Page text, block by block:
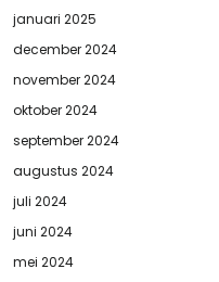
januari 2025
december 2024
november 2024
oktober 2024
september 2024
augustus 2024
juli 2024
juni 2024
mei 2024